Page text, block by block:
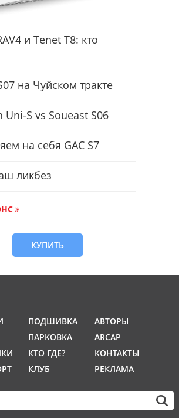
и Tenet T8: кто
на Чуйском тракте
Uni-S vs Soueast S06
на себя GAC S7
ликбез
КУПИТЬ
ПОДШИВКА
ПАРКОВКА
КТО ГДЕ?
КЛУБ
АВТОРЫ
ARCAP
КОНТАКТЫ
РЕКЛАМА